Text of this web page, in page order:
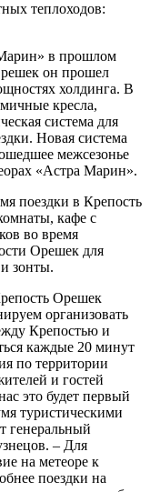
теплоходов:
в прошлом
он прошел
холдинга. В
кресла,
система для
Новая система
межсезонье
«Астра Марин».
поездки в Крепость
кафе с
во время
Орешек для
зонты.
Орешек
организовать
Крепостью и
каждые 20 минут
по территории
и гостей
это будет первый
туристическими
генеральный
– Для
на метеоре к
поездки на